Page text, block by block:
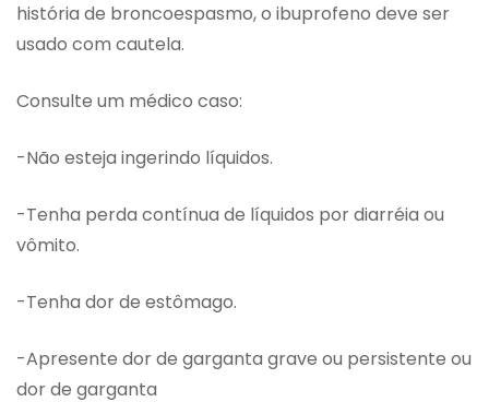
história de broncoespasmo, o ibuprofeno deve ser
usado com cautela.
Consulte um médico caso:
-Não esteja ingerindo líquidos.
-Tenha perda contínua de líquidos por diarréia ou
vômito.
-Tenha dor de estômago.
-Apresente dor de garganta grave ou persistente ou
dor de garganta